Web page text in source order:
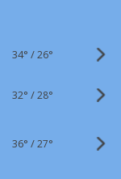
34° /26°
32° /28°
36° /27°